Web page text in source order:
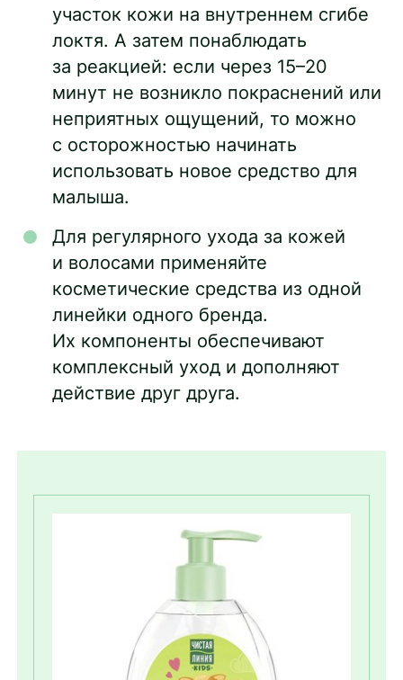
участок кожи на внутреннем сгибе
локтя. А затем понаблюдать
за реакцией: если через 15–20
минут не возникло покраснений или
неприятных ощущений, то можно
с осторожностью начинать
использовать новое средство для
малыша.
Для регулярного ухода за кожей
и волосами применяйте
косметические средства из одной
линейки одного бренда.
Их компоненты обеспечивают
комплексный уход и дополняют
действие друг друга.